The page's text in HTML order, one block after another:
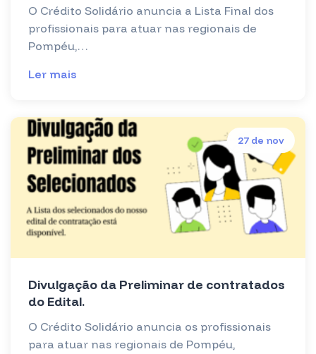
O Crédito Solidário anuncia a Lista Final dos
profissionais para atuar nas regionais de
Pompéu,…
Ler mais
27 de nov
Divulgação da Preliminar de contratados
do Edital.
O Crédito Solidário anuncia os profissionais
para atuar nas regionais de Pompéu,